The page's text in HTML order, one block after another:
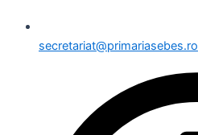
secretariat@primariasebes.ro